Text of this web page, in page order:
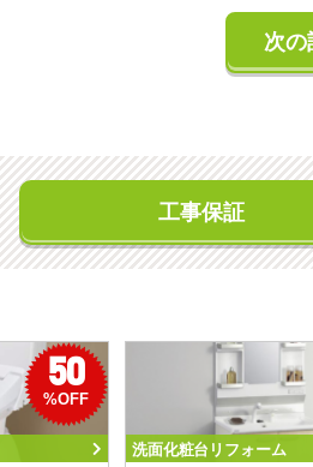
次の
工事保証
50
%OFF
洗面化粧台リフォーム